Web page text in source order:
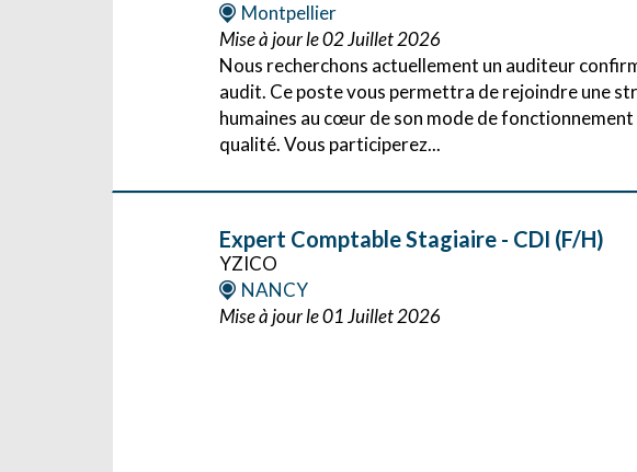
Montpellier
Mise à jour le 02 Juillet 2026
Nous recherchons actuellement un auditeur
audit. Ce poste vous permettra de rejoindre une
humaines au cœur de son mode de
qualité. Vous participerez...
Expert Comptable Stagiaire - CDI (F/H)
YZICO
NANCY
Mise à jour le 01 Juillet 2026